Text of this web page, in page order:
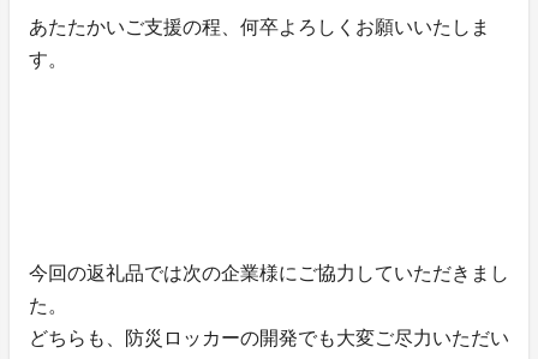
あたたかいご支援の程、何卒よろしくお願いいたしま
す。
今回の返礼品では次の企業様にご協力していただきまし
た。
どちらも、防災ロッカーの開発でも大変ご尽力いただい